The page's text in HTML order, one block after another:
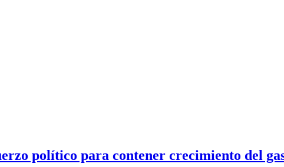
político para contener crecimiento del